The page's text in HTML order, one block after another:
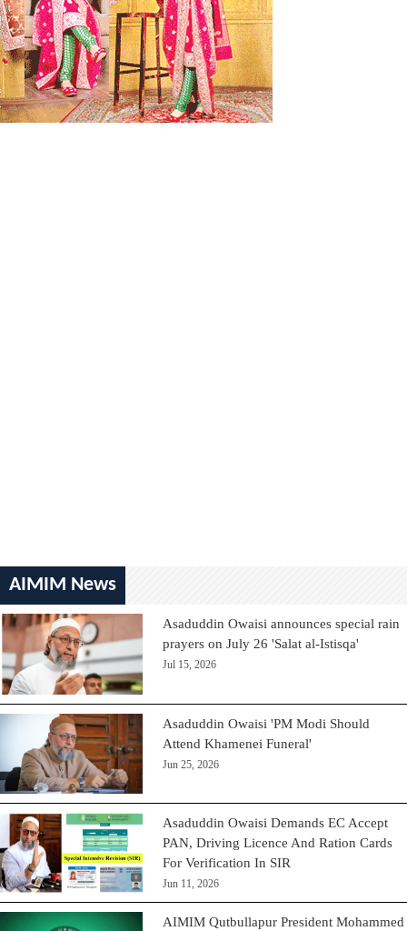
AIMIM News
Asaduddin Owaisi announces special rain
prayers on July 26 'Salat al-Istisqa'
Jul 15, 2026
Asaduddin Owaisi 'PM Modi Should
Attend Khamenei Funeral'
Jun 25, 2026
Asaduddin Owaisi Demands EC Accept
PAN, Driving Licence And Ration Cards
For Verification In SIR
Jun 11, 2026
AIMIM Qutbullapur President Mohammed